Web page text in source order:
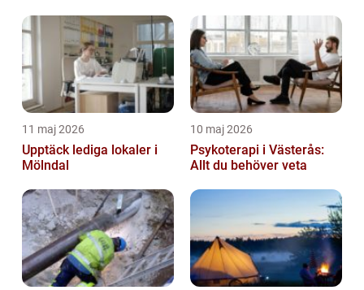
11 maj 2026
Upptäck lediga lokaler i
Mölndal
10 maj 2026
Psykoterapi i Västerås:
Allt du behöver veta